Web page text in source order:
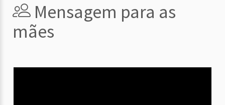
Mensagem para as
mães